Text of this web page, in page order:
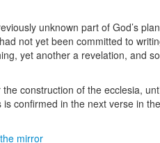
unknown part of God’s
not yet been committed to
yet another a revelation, and
construction of the ecclesia,
confirmed in the next verse in
mirror